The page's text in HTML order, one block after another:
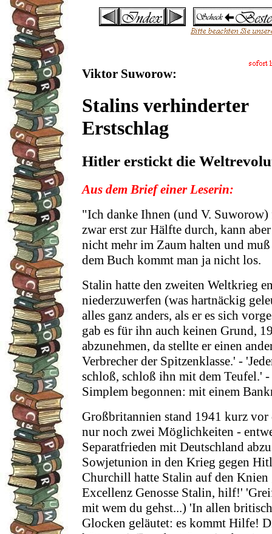
Viktor Suworow:
Stalins verhinderter
Erstschlag
Hitler erstickt die
Aus dem Brief einer Leserin:
"Ich danke Ihnen (und V.
zwar erst zur Hälfte durch, kann
nicht mehr im Zaum halten und
dem Buch kommt man ja nicht los.
Stalin hatte den zweiten Weltkrieg
niederzuwerfen (was hartnäckig
alles ganz anders, als er es sich
gab es für ihn auch keinen Grund,
abzunehmen, da stellte er einen
Verbrecher der Spitzenklasse.' -
schloß, schloß ihn mit dem Teufel.'
Simplem begonnen: mit einem
Großbritannien stand 1941 kurz vor
nur noch zwei Möglichkeiten -
Separatfrieden mit Deutschland
Sowjetunion in den Krieg gegen
Churchill hatte Stalin auf den Knien
Excellenz Genosse Stalin, hilf!'
mit wem du gehst...) 'In allen
Glocken geläutet: es kommt Hilfe!